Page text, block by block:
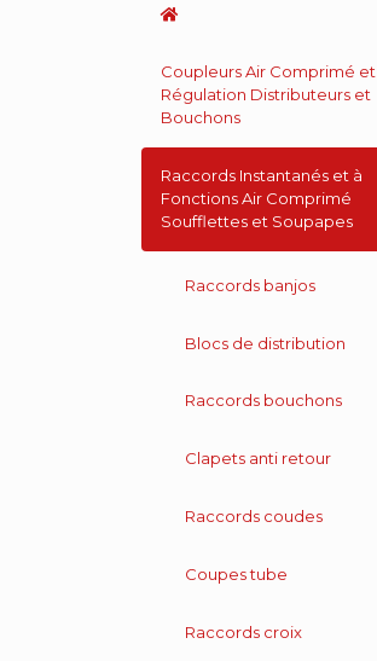
Coupleurs Air Comprimé et
Régulation Distributeurs et
Bouchons
Raccords Instantanés et à
Fonctions Air Comprimé
Soufflettes et Soupapes
Raccords banjos
Blocs de distribution
Raccords bouchons
Clapets anti retour
Raccords coudes
Coupes tube
Raccords croix